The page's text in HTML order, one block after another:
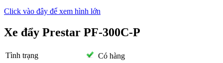
Click vào đây để xem hình lớn
Xe đẩy Prestar PF-300C-P
Tình trạng Có hàng